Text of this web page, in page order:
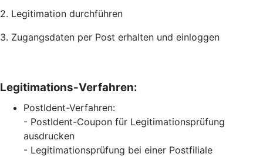
2. Legitimation durchführen
3. Zugangsdaten per Post erhalten und einloggen
Legitimations-Verfahren:
PostIdent-Verfahren:
- PostIdent-Coupon für Legitimationsprüfung
ausdrucken
- Legitimationsprüfung bei einer Postfiliale